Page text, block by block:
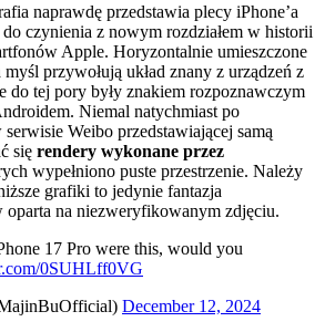
naprawdę przedstawia plecy iPhone’a
czynienia z nowym rozdziałem w historii
Apple. Horyzontalnie umieszczone
przywołują układ znany z urządzeń z
do tej pory były znakiem rozpoznawczym
Niemal natychmiast po
Weibo przedstawiającej samą
się rendery wykonane przez
wypełniono puste przestrzenie. Należy
grafiki to jedynie fantazja
na niezweryfikowanym zdjęciu.
17 Pro were this, would you
0SUHLff0VG
December 12, 2024